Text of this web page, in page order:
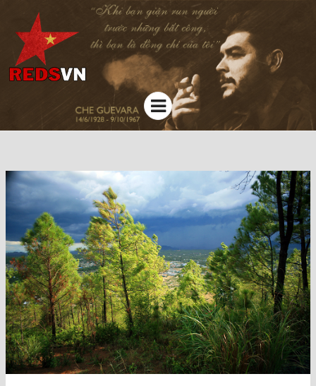
Kênh chia sẻ tri thức cộng đồng
Menu